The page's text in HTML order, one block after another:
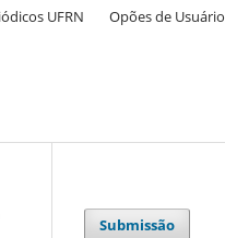
UFRN Opões de Usuário
Submissão